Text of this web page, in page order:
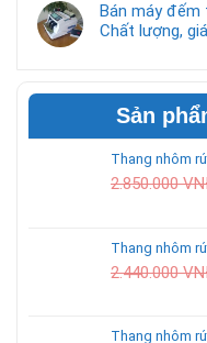
Bán máy
Chất lượng,
Sản
Thang nhôm
2.850.000
Thang nhôm
2.440.000
Thang nhôm